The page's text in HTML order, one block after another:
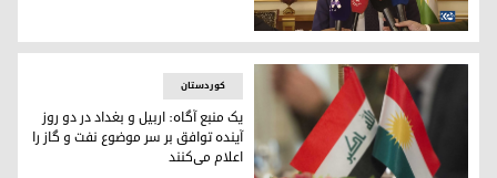
امید صباح، دبیر شورای وزیران دولت اقلیم کوردستان
کوردستان
یک منبع آگاه: اربیل و بغداد در دو روز
آینده توافق بر سر موضوع نفت و گاز را
اعلام می‌کنند